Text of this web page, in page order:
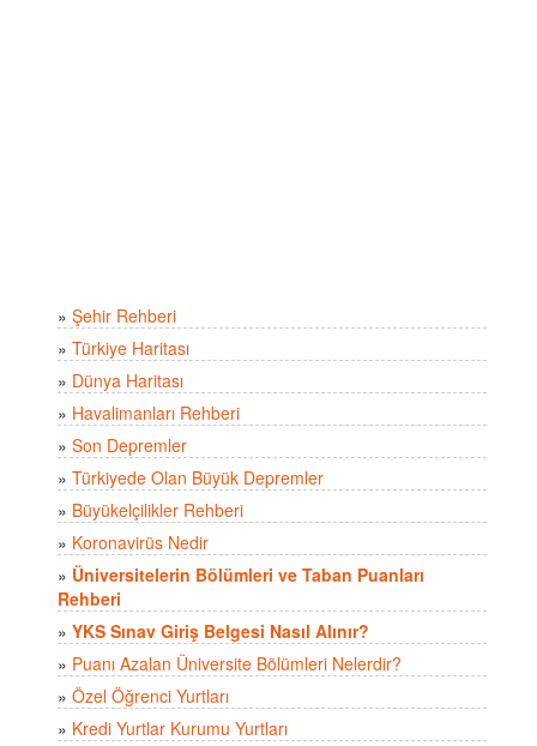
» Şehir Rehberi
» Türkiye Haritası
» Dünya Haritası
» Havalimanları Rehberi
» Son Depremler
» Türkiyede Olan Büyük Depremler
» Büyükelçilikler Rehberi
» Koronavirüs Nedir
» Üniversitelerin Bölümleri ve Taban Puanları
Rehberi
» YKS Sınav Giriş Belgesi Nasıl Alınır?
» Puanı Azalan Üniversite Bölümleri Nelerdir?
» Özel Öğrenci Yurtları
» Kredi Yurtlar Kurumu Yurtları